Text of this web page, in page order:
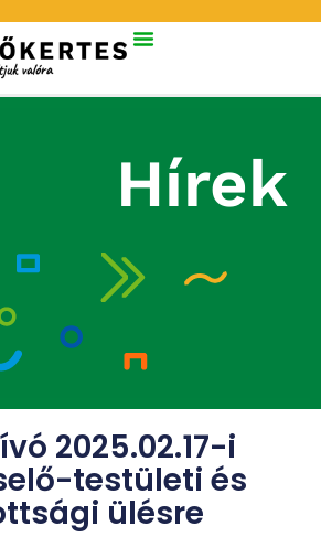
Hírek
2025.02.17-i
testületi és
ülésre